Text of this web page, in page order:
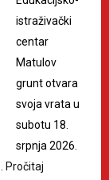
istraživački
centar
Matulov
grunt otvara
svoja vrata u
subotu 18.
srpnja 2026.
Pročitaj